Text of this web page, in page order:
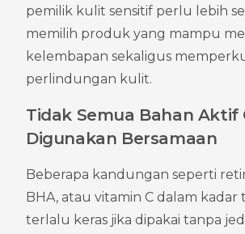
pemilik kulit sensitif perlu lebih
memilih produk yang mampu
kelembapan sekaligus
perlindungan kulit.
Tidak Semua Bahan Aktif
Digunakan Bersamaan
Beberapa kandungan seperti
BHA, atau vitamin C dalam kadar
terlalu keras jika dipakai tanpa